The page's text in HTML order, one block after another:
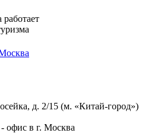
д. 2/15 (м. «Китай-город»)
офис в г. Москва